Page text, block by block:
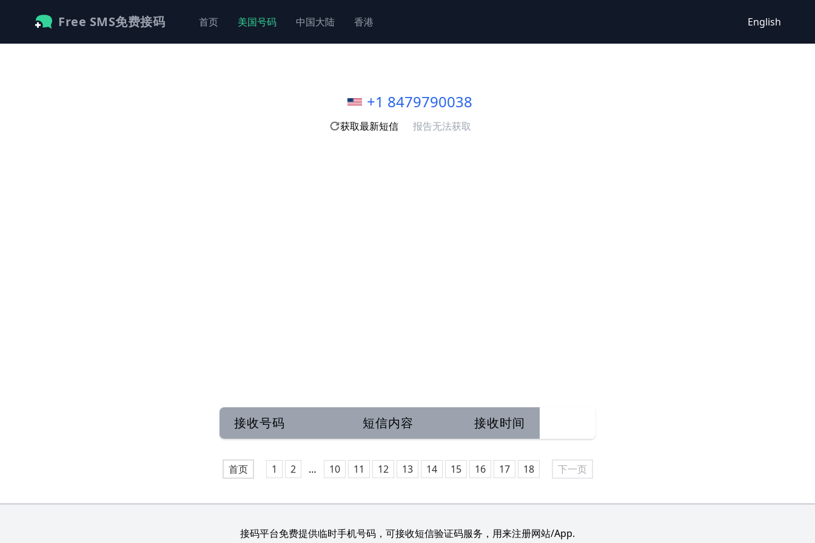
Free SMS免费接码 首页 美国号码 中国大陆 香港 English
+1 8479790038
获取最新短信 报告无法获取
接收号码 短信内容 接收时间
首页 1 2 … 10 11 12 13 14 15 16 17 18 下一页
接码平台免费提供临时手机号码，可接收短信验证码服务，用来注册网站/App.